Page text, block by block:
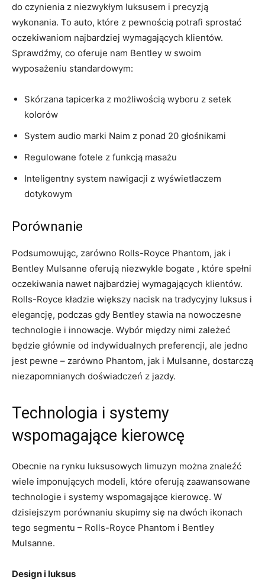
do czynienia‍ z niezwykłym luksusem i precyzją
⁤wykonania. To auto, które z ‌pewnością potrafi sprostać
oczekiwaniom najbardziej wymagających klientów.
Sprawdźmy, co oferuje nam Bentley w swoim
wyposażeniu standardowym:
Skórzana tapicerka z możliwością wyboru z setek
kolorów
System audio marki Naim z ponad 20 głośnikami
Regulowane fotele z funkcją masażu
Inteligentny system nawigacji z wyświetlaczem
dotykowym
Porównanie
Podsumowując, zarówno Rolls-Royce Phantom, jak i
Bentley Mulsanne oferują niezwykle bogate , które spełni
​oczekiwania nawet najbardziej wymagających klientów.
Rolls-Royce kładzie większy nacisk na⁣ tradycyjny ⁢luksus i
elegancję, podczas gdy Bentley stawia na nowoczesne
technologie i innowacje. ‌Wybór między nimi zależeć
będzie głównie od indywidualnych preferencji, ale jedno
jest ‌pewne – zarówno Phantom, jak i Mulsanne, dostarczą
niezapomnianych doświadczeń z jazdy.
Technologia i systemy
wspomagające kierowcę
Obecnie na rynku luksusowych limuzyn można znaleźć
wiele imponujących modeli, które oferują zaawansowane
technologie i systemy wspomagające ⁤kierowcę. W
dzisiejszym porównaniu skupimy⁣ się na⁤ dwóch ikonach
tego segmentu – Rolls-Royce Phantom i ‍Bentley
Mulsanne.
Design i luksus